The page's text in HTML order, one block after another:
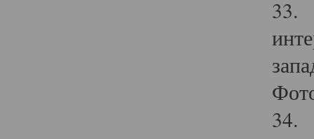
33.
34.